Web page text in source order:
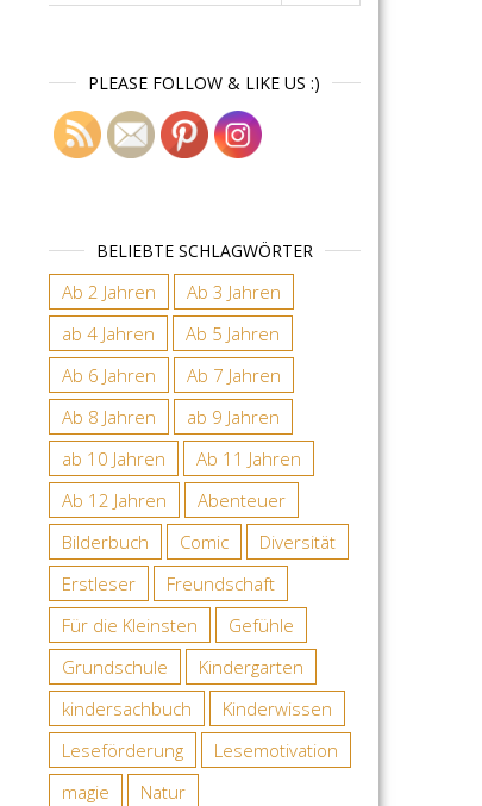
PLEASE FOLLOW & LIKE US :)
BELIEBTE SCHLAGWÖRTER
Ab 2 Jahren
Ab 3 Jahren
ab 4 Jahren
Ab 5 Jahren
Ab 6 Jahren
Ab 7 Jahren
Ab 8 Jahren
ab 9 Jahren
ab 10 Jahren
Ab 11 Jahren
Ab 12 Jahren
Abenteuer
Bilderbuch
Comic
Diversität
Erstleser
Freundschaft
Für die Kleinsten
Gefühle
Grundschule
Kindergarten
kindersachbuch
Kinderwissen
Leseförderung
Lesemotivation
magie
Natur